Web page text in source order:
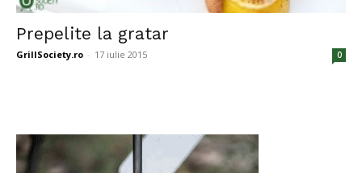
Prepelite la gratar
GrillSociety.ro - 17 iulie 2015 0